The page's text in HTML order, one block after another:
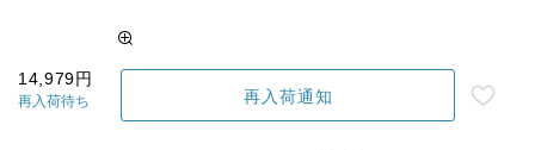
14,979円
再入荷待ち 再入荷通知